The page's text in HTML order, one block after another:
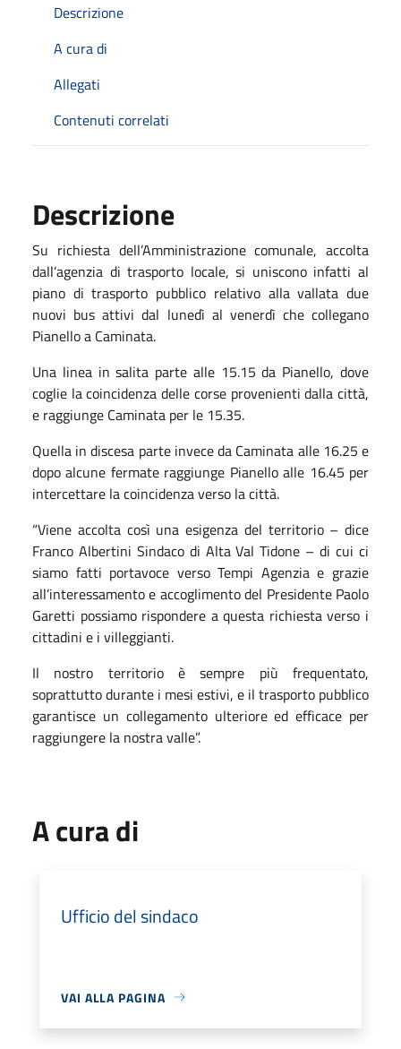
Descrizione
A cura di
Allegati
Contenuti correlati
Descrizione
Su richiesta dell’Amministrazione comunale, accolta
dall’agenzia di trasporto locale, si uniscono infatti al
piano di trasporto pubblico relativo alla vallata due
nuovi bus attivi dal lunedì al venerdì che collegano
Pianello a Caminata.
Una linea in salita parte alle 15.15 da Pianello, dove
coglie la coincidenza delle corse provenienti dalla città,
e raggiunge Caminata per le 15.35.
Quella in discesa parte invece da Caminata alle 16.25 e
dopo alcune fermate raggiunge Pianello alle 16.45 per
intercettare la coincidenza verso la città.
“Viene accolta così una esigenza del territorio – dice
Franco Albertini Sindaco di Alta Val Tidone – di cui ci
siamo fatti portavoce verso Tempi Agenzia e grazie
all’interessamento e accoglimento del Presidente Paolo
Garetti possiamo rispondere a questa richiesta verso i
cittadini e i villeggianti.
Il nostro territorio è sempre più frequentato,
soprattutto durante i mesi estivi, e il trasporto pubblico
garantisce un collegamento ulteriore ed efficace per
raggiungere la nostra valle”.
A cura di
Ufficio del sindaco
VAI ALLA PAGINA